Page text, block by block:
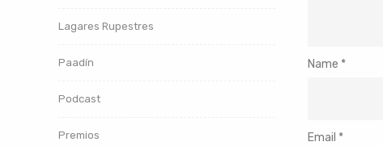
Name *
Email *
Lagares Rupestres
Paadín
Podcast
Premios